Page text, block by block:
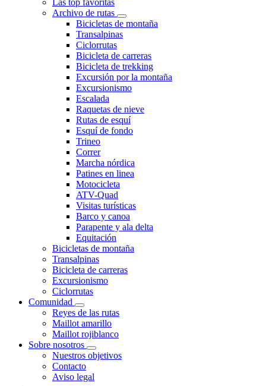
Archivo de rutas
Bicicletas de montaña
Transalpinas
Ciclorrutas
Bicicleta de carreras
Bicicleta de trekking
Excursión por la montaña
Excursionismo
Escalada
Raquetas de nieve
Rutas de esquí
Esquí de fondo
Trineo
Correr
Marcha nórdica
Patines en linea
Motocicleta
ATV-Quad
Visitas turísticas
Barco y canoa
Parapente y ala delta
Equitación
Bicicletas de montaña
Transalpinas
Bicicleta de carreras
Excursionismo
Ciclorrutas
Comunidad
Reyes de las rutas
Maillot amarillo
Maillot rojiblanco
Sobre nosotros
Nuestros objetivos
Contacto
Aviso legal